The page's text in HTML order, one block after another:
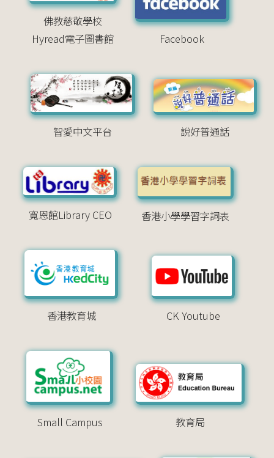
佛教慈敬學校
Hyread電子圖書館
Facebook
智愛中文平台 說好普通話
寬恩館Library CEO 香港小學學習字詞表
香港教育城 CK Youtube
Small Campus 教育局